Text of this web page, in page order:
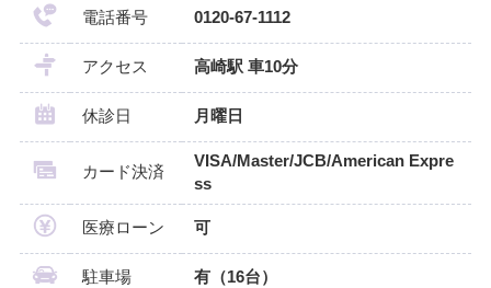
電話番号 0120-67-1112
アクセス 高崎駅 車10分
休診日 月曜日
カード決済
VISA/Master/JCB/American Expre
ss
医療ローン 可
駐車場 有（16台）